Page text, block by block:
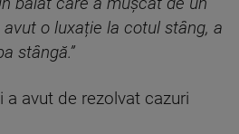
o luxație la cotul stâng, a
stângă.”
a avut de rezolvat cazuri